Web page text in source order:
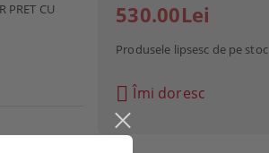
PRET CU
530.00Lei
Produsele lipsesc de pe stoc
Îmi doresc